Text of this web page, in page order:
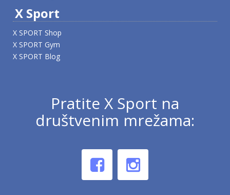
X Sport
X SPORT Shop
X SPORT Gym
X SPORT Blog
Pratite X Sport na
društvenim mrežama: